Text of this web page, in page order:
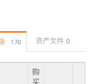
176 资产文件 0
购
买